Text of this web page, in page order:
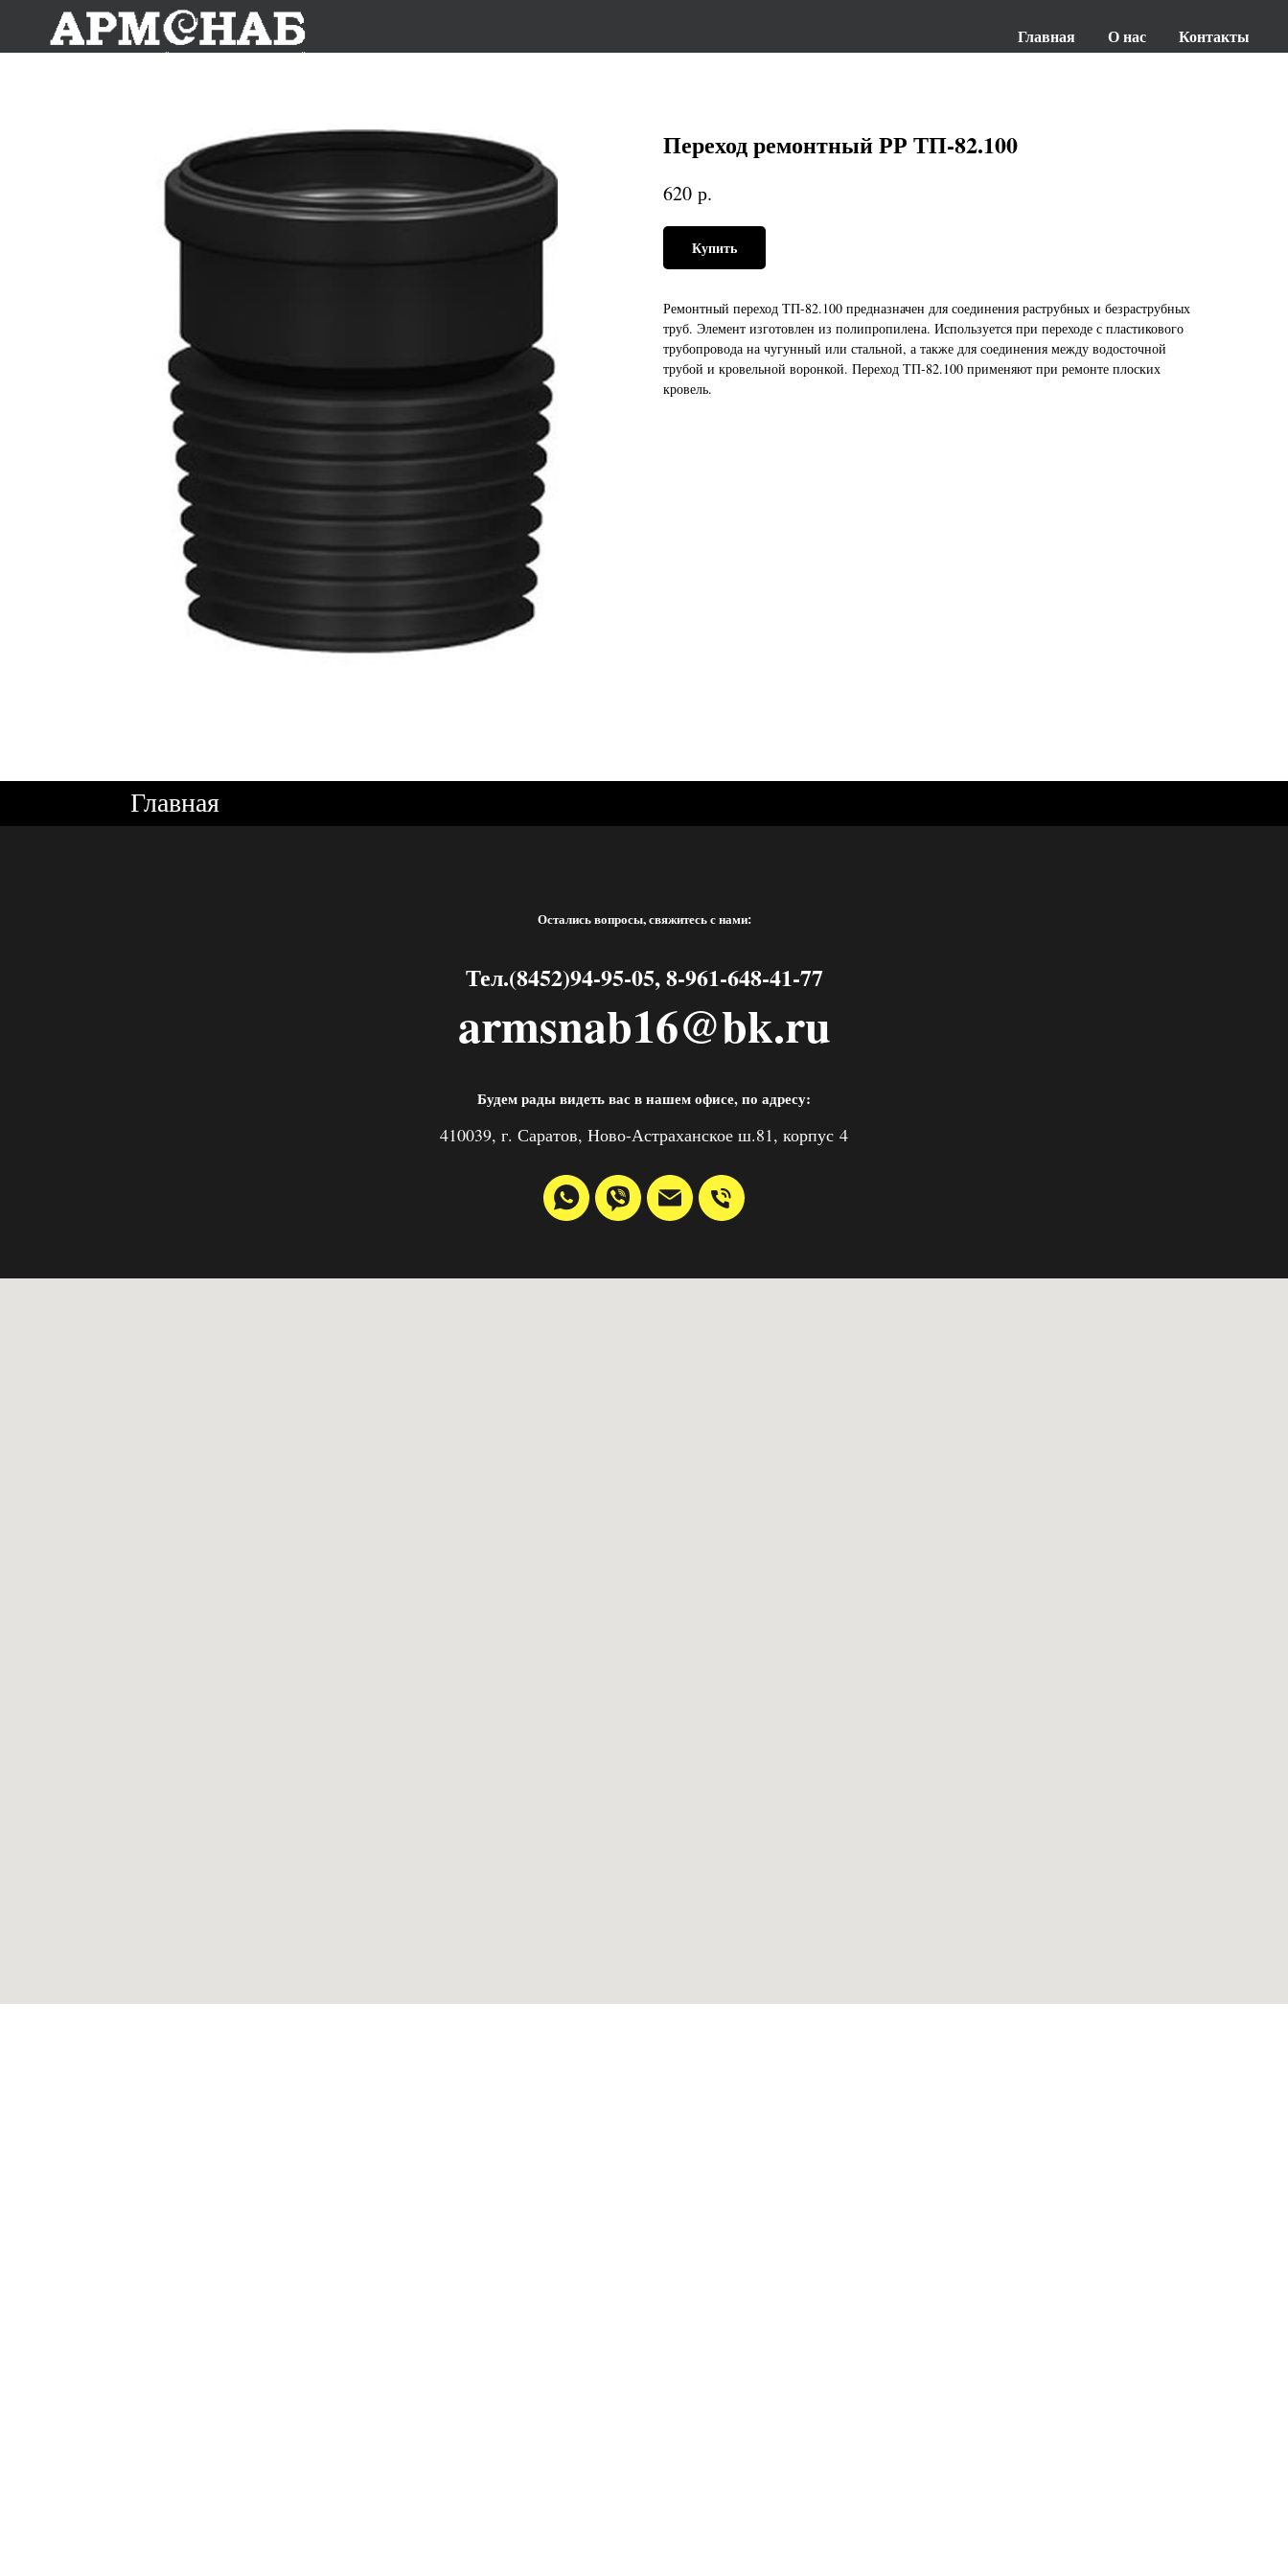
Главная О нас Контакты
Переход ремонтный РР ТП-82.100
620 р.
Купить
Ремонтный переход ТП-82.100 предназначен для соединения раструбных и безраструбных
труб. Элемент изготовлен из полипропилена. Используется при переходе с пластикового
трубопровода на чугунный или стальной, а также для соединения между водосточной
трубой и кровельной воронкой. Переход ТП-82.100 применяют при ремонте плоских
кровель.
Главная
Остались вопросы, свяжитесь с нами:
Тел.(8452)94-95-05, 8-961-648-41-77
armsnab16@bk.ru
Будем рады видеть вас в нашем офисе, по адресу:
410039, г. Саратов, Ново-Астраханское ш.81, корпус 4